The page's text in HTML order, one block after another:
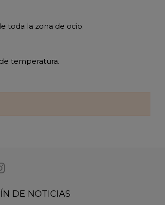
toda la zona de ocio.
temperatura.
DE NOTICIAS